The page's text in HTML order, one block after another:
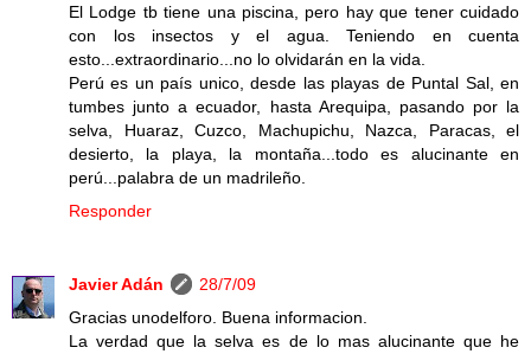
El Lodge tb tiene una piscina, pero hay que tener cuidado
con los insectos y el agua. Teniendo en cuenta
esto...extraordinario...no lo olvidarán en la vida.
Perú es un país unico, desde las playas de Puntal Sal, en
tumbes junto a ecuador, hasta Arequipa, pasando por la
selva, Huaraz, Cuzco, Machupichu, Nazca, Paracas, el
desierto, la playa, la montaña...todo es alucinante en
perú...palabra de un madrileño.
Responder
Javier Adán
28/7/09
Gracias unodelforo. Buena informacion.
La verdad que la selva es de lo mas alucinante que he